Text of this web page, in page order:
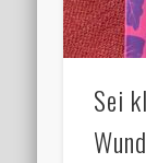
Sei